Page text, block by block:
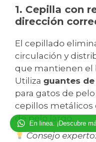
1. Cepilla con
dirección
El cepillado
circulación y
que mantienen el
Utiliza guantes
para gatos de
cepillos metálicos
de pelo largo.
Consejo
En linea. ¡Descubre